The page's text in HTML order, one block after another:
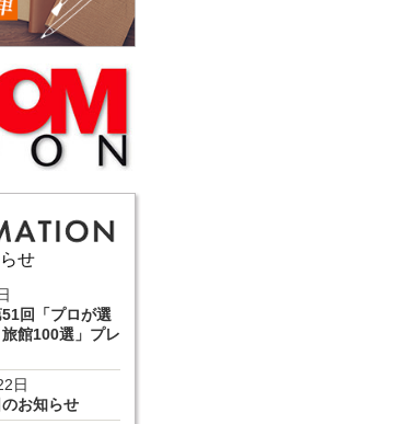
せ
51回「プロが選
館100選」プレ
日
お知らせ